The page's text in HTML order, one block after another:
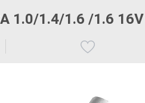
1.0/1.4/1.6 /1.6 16V